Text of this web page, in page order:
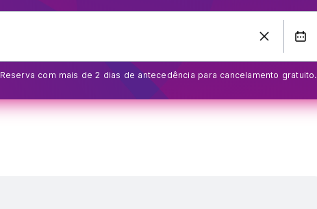
Reserva com mais de 2 dias de antecedência para cancelamento gratuito.